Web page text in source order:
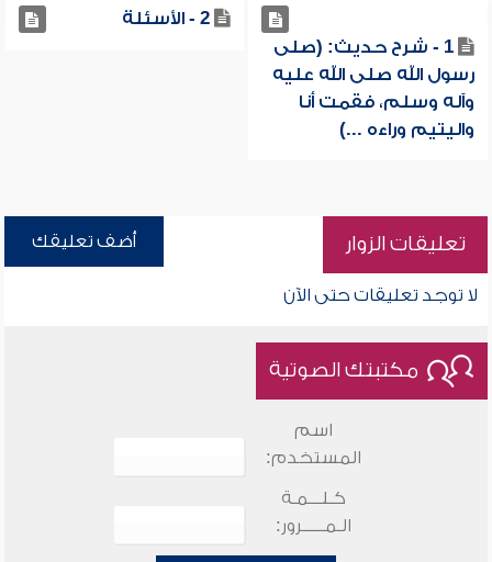
1 - شرح حديث: (صلى
رسول الله صلى الله عليه
وآله وسلم، فقمت أنا
واليتيم وراءه ...)
2 - الأسئلة
تعليقات الزوار أضف تعليقك
لا توجد تعليقات حتى الآن
مكتبتك الصوتية
اسم
المستخدم:
كـلـــمـة
الـمـــــرور: